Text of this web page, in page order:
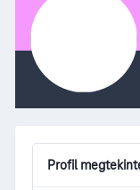
Profil